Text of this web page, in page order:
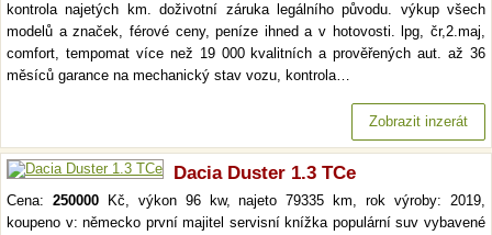
kontrola najetých km. doživotní záruka legálního původu. výkup všech
modelů a značek, férové ceny, peníze ihned a v hotovosti. lpg, čr,2.maj,
comfort, tempomat více než 19 000 kvalitních a prověřených aut. až 36
měsíců garance na mechanický stav vozu, kontrola…
Zobrazit inzerát
Dacia Duster 1.3 TCe
Cena: 250000Kč, výkon 96 kw, najeto 79335 km, rok výroby: 2019,
koupeno v: německo první majitel servisní knížka populární suv vybavené